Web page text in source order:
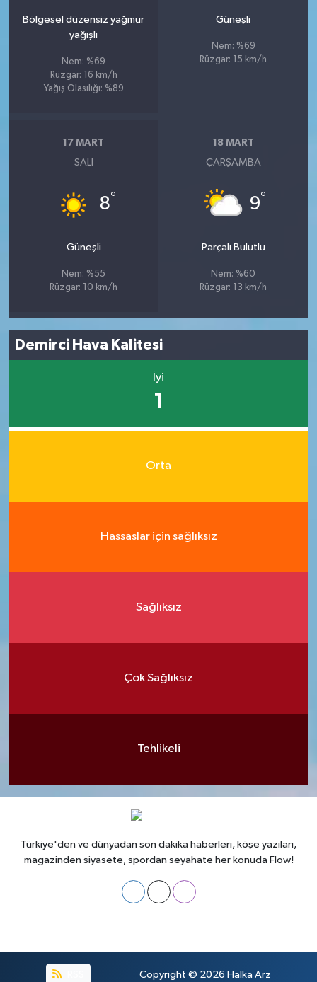
Bölgesel düzensiz yağmur
yağışlı
Nem: %69
Rüzgar: 16 km/h
Yağış Olasılığı: %89
Güneşli
Nem: %69
Rüzgar: 15 km/h
17 MART
SALI
8°
Güneşli
Nem: %55
Rüzgar: 10 km/h
18 MART
ÇARŞAMBA
9°
Parçalı Bulutlu
Nem: %60
Rüzgar: 13 km/h
Demirci Hava Kalitesi
İyi
1
Orta
Hassaslar için sağlıksız
Sağlıksız
Çok Sağlıksız
Tehlikeli
Türkiye'den ve dünyadan son dakika haberleri, köşe yazıları,
magazinden siyasete, spordan seyahate her konuda Flow!
Copyright © 2026 Halka Arz